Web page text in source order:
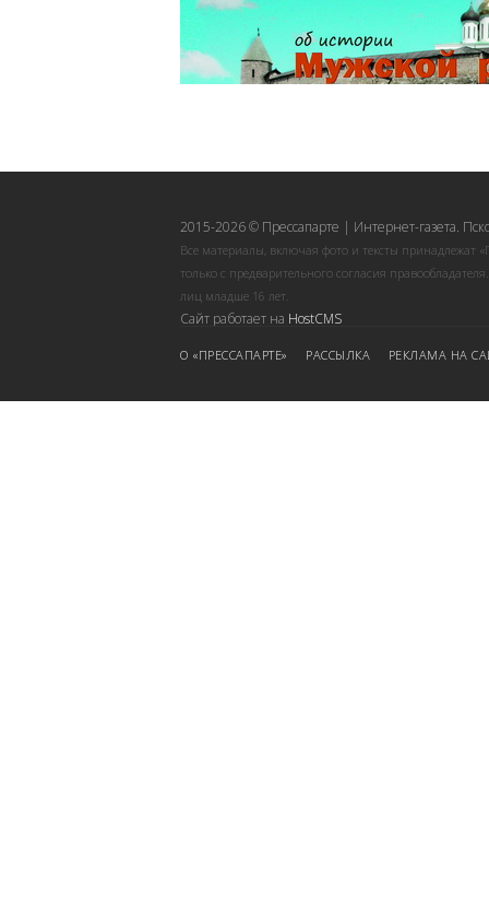
2015-2026 © Прессапарте | Интернет-газета.
Все материалы, включая фото и тексты принадлежат
только с предварительного согласия
лиц младше 16 лет.
Сайт работает на HostCMS
О «ПРЕССАПАРТЕ» РАССЫЛКА РЕКЛАМА НА